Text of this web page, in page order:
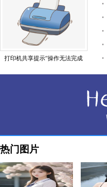
打印机共享提示“操作无法完成
热门图片